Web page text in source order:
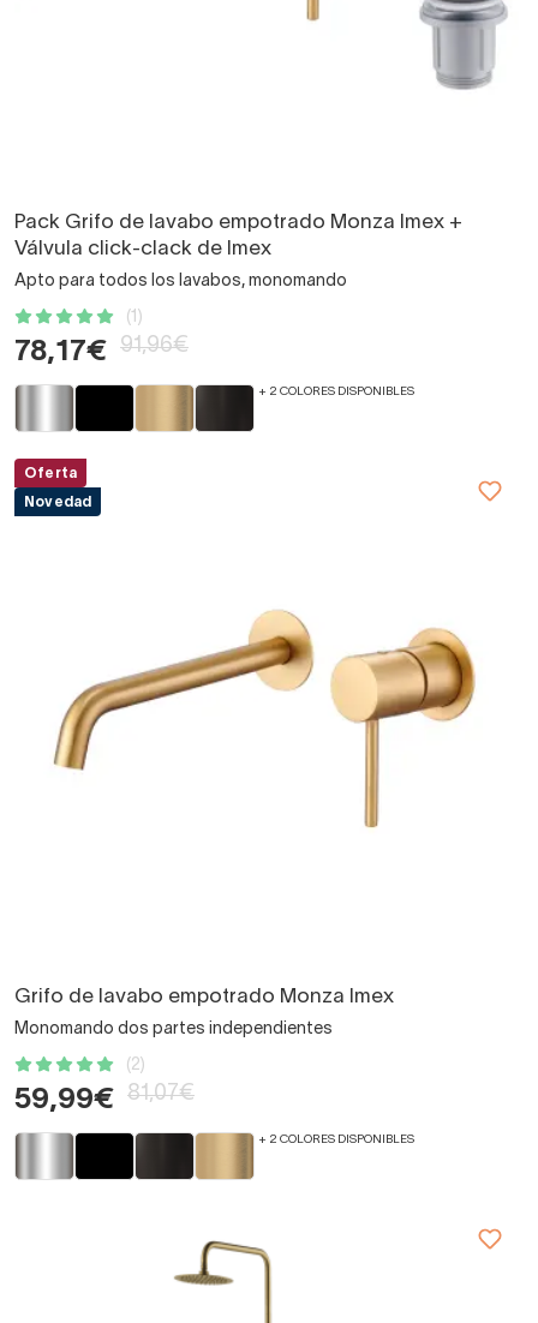
Pack Grifo de lavabo empotrado Monza Imex +
Válvula click-clack de Imex
Apto para todos los lavabos, monomando
(1)
78,17€ 91,96€
+ 2 COLORES DISPONIBLES
Oferta
Novedad
Grifo de lavabo empotrado Monza Imex
Monomando dos partes independientes
(2)
59,99€ 81,07€
+ 2 COLORES DISPONIBLES